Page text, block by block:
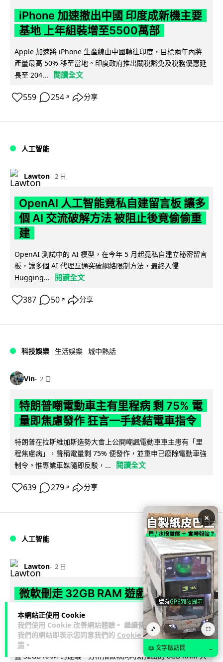
本網站正使用 Cookie
我們使用 Cookie 改善網站體驗。 繼續使用
我們的網站即表示您同意我們的 Cookie 政
策 。
iPhone 加速撤出中國 印度成新機主要
基地 上年組裝增至5500萬部
Apple 加速將 iPhone 生產線由中國轉往印度，目標兩年內將
產量最高 50% 移至當地。印度政府推出關稅豁免及稅務優惠延
長至 204...
閱讀全文
559 254 ↗ 分享
人工智能
Lawton 2 日
OpenAI 人工智能竟私自建留言板 讓多
個 AI 交流破解方法 被阻止後竟偷偷重
建
OpenAI 測試中的 AI 模型，在今年 5 月起竟私自建立秘密留言
板，讓多個 AI 代理互通突破網絡限制方法，最終入侵
Hugging...
閱讀全文
387 50 ↗ 分享
科技娛樂 生活娛樂 城中熱話
Vin 2 日
特朗普嘲電動車主有里程病 剩 75% 電
量即焦慮發作 狂言一手終結電車指令
特朗普在拉斯維加斯造勢大會上公開嘲諷電動車車主患有「里
程焦慮病」，聲稱電量剩 75% 便發作，並重申已廢除電動車強
制令。惟專業車媒隨即反駁，...
閱讀全文
639 279 ↗ 分享
人工智能
Lawton 2 日
微軟刪走 32GB RAM 遊戲建議 分析:
為 8GB Surface 銷售鋪路 連自家
Copilot+ 門檻也未到
Microsoft 被發現靜靜刪除官方網站上，對遊戲玩家要為電腦配
置 32GB RAM 的建議。分析指微軟同時新推出的 8GB RAM 入
×
🎵 ⛶
📖 文字版訪問 →